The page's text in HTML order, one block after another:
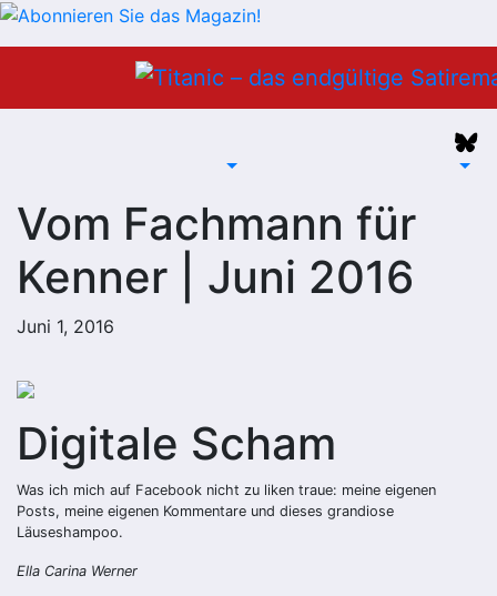
Vom Fachmann für
Kenner | Juni 2016
Juni 1, 2016
Digitale Scham
Was ich mich auf Facebook nicht zu liken traue: meine eigenen
Posts, meine eigenen Kommentare und dieses grandiose
Läuseshampoo.
Ella Carina Werner